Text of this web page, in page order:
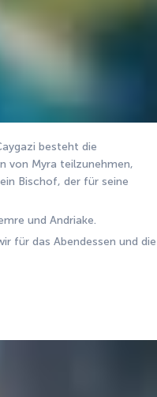
besteht die
von Myra teilzunehmen,
Bischof, der für seine
und Andriake.
für das Abendessen und die